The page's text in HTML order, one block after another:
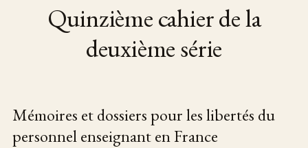
Quinzième cahier de la
deuxième série
Table of pieces
Mémoires et dossiers pour les libertés du
personnel enseignant en France